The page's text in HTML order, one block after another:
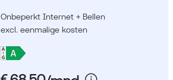
Onbeperkt Internet + Bellen
excl. eenmalige kosten